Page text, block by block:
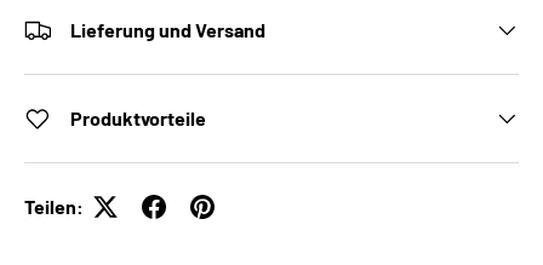
Lieferung und Versand
Produktvorteile
Teilen: